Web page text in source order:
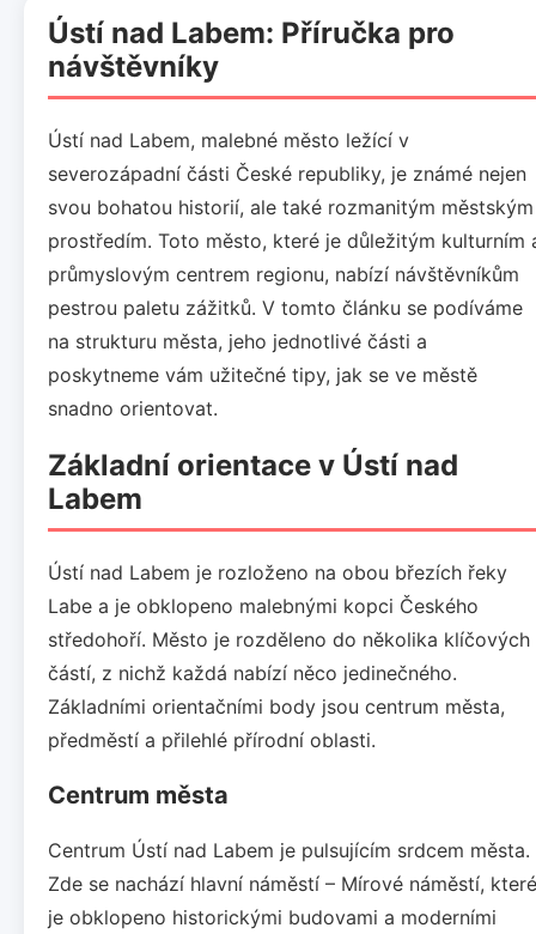
Ústí nad Labem: Příručka pro
návštěvníky
Ústí nad Labem, malebné město ležící v
severozápadní části České republiky, je známé nejen
svou bohatou historií, ale také rozmanitým městským
prostředím. Toto město, které je důležitým kulturním
průmyslovým centrem regionu, nabízí návštěvníkům
pestrou paletu zážitků. V tomto článku se podíváme
na strukturu města, jeho jednotlivé části a
poskytneme vám užitečné tipy, jak se ve městě
snadno orientovat.
Základní orientace v Ústí nad
Labem
Ústí nad Labem je rozloženo na obou březích řeky
Labe a je obklopeno malebnými kopci Českého
středohoří. Město je rozděleno do několika klíčových
částí, z nichž každá nabízí něco jedinečného.
Základními orientačními body jsou centrum města,
předměstí a přilehlé přírodní oblasti.
Centrum města
Centrum Ústí nad Labem je pulsujícím srdcem města.
Zde se nachází hlavní náměstí – Mírové náměstí, které
je obklopeno historickými budovami a moderními